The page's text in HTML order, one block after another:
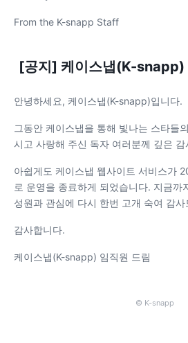
From the K-snapp Staff
[공지] 케이스냅(K-snapp)
안녕하세요, 케이스냅(K-snapp)입니다.
그동안 케이스냅을 통해 빛나는 스타들
시고 사랑해 주신 독자 여러분께 깊은
아쉽게도 케이스냅 웹사이트 서비스가
로 운영을 종료하게 되었습니다. 지금까
성원과 관심에 다시 한번 고개 숙여 감사
감사합니다.
케이스냅(K-snapp) 임직원 드림
© K-snapp